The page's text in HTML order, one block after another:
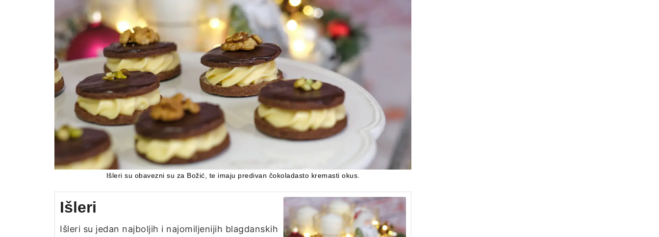
Išleri su obavezni su za Božić, te imaju predivan čokoladasto kremasti okus.
Išleri
Išleri su jedan najboljih i najomiljenijih blagdanskih